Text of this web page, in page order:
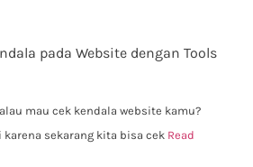
pada Website dengan Tools
mau cek kendala website kamu?
sekarang kita bisa cek Read